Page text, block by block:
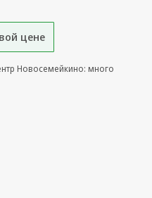
цене
Новосемейкино: много